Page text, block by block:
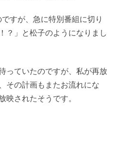
すが、急に特別番組に切り
？」と松子のようになりまし
っていたのですが、私が再放
その計画もまたお流れにな
映されたそうです。